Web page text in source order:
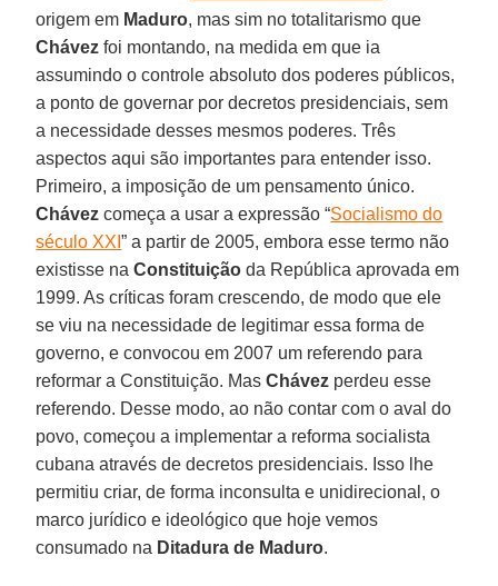
origem em Maduro, mas sim no totalitarismo que
Chávez foi montando, na medida em que ia
assumindo o controle absoluto dos poderes públicos,
a ponto de governar por decretos presidenciais, sem
a necessidade desses mesmos poderes. Três
aspectos aqui são importantes para entender isso.
Primeiro, a imposição de um pensamento único.
Chávez começa a usar a expressão “Socialismo do
século XXI” a partir de 2005, embora esse termo não
existisse naConstituição da República aprovada em
1999. As críticas foram crescendo, de modo que ele
se viu na necessidade de legitimar essa forma de
governo, e convocou em 2007 um referendo para
reformar a Constituição. MasChávez perdeu esse
referendo. Desse modo, ao não contar com o aval do
povo, começou a implementar a reforma socialista
cubana através de decretos presidenciais. Isso lhe
permitiu criar, de forma inconsulta e unidirecional, o
marco jurídico e ideológico que hoje vemos
consumado na Ditadura de Maduro.